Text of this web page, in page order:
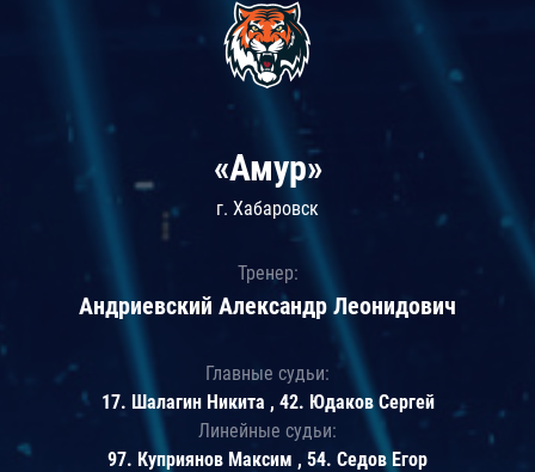
«Амур»
г. Хабаровск
Тренер:
Андриевский Александр Леонидович
Главные судьи:
17. Шалагин Никита , 42. Юдаков Сергей
Линейные судьи:
97. Куприянов Максим , 54. Седов Егор